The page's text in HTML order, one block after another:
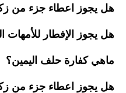
هل يجوز اعطاء جزء من
هل يجوز الإفطار للأمهات
ماهي كفارة حلف اليمين؟
هل يجوز اعطاء جزء من